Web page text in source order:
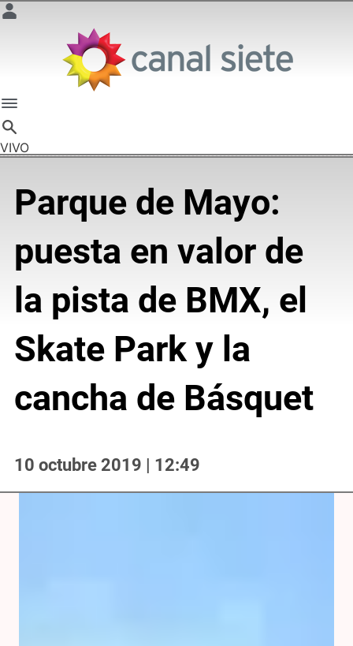
VIVO
Parque de Mayo:
puesta en valor de
la pista de BMX, el
Skate Park y la
cancha de Básquet
10 octubre 2019 | 12:49